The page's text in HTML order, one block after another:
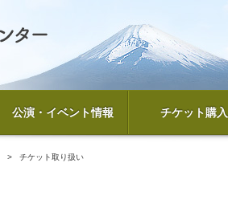
公演・イベント情報 チケット購入
チケット取り扱い